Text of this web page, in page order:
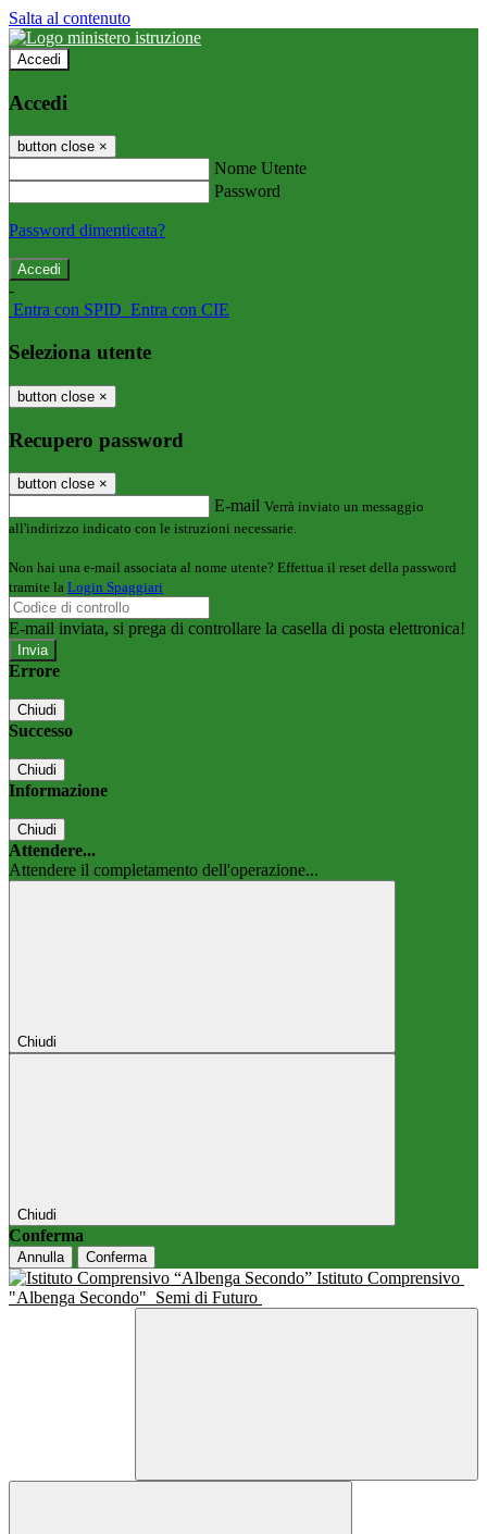
Salta al contenuto
Accedi
Accedi
button close ×
Nome Utente
Password
Password dimenticata?
-
Entra con SPID Entra con CIE
Seleziona utente
button close ×
Recupero password
button close ×
E-mail Verrà inviato un messaggio
all'indirizzo indicato con le istruzioni necessarie.
Non hai una e-mail associata al nome utente? Effettua il reset della password
tramite la Login Spaggiari
E-mail inviata, si prega di controllare la casella di posta elettronica!
Errore
Chiudi
Successo
Chiudi
Informazione
Chiudi
Attendere...
Attendere il completamento dell'operazione...
Chiudi
Chiudi
Conferma
Annulla Conferma
Istituto Comprensivo
"Albenga Secondo" Semi di Futuro